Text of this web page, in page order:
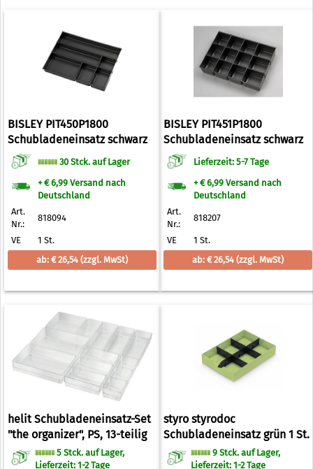
BISLEY PIT450P1800
Schubladeneinsatz schwarz
30 Stck. auf Lager
+ € 6,99 Versand nach
Deutschland
Art.
Nr.:
818094
VE
1 St.
ab: € 26,54 (zzgl. MwSt)
BISLEY PIT451P1800
Schubladeneinsatz schwarz
Lieferzeit: 5-7 Tage
+ € 6,99 Versand nach
Deutschland
Art.
Nr.:
818207
VE
1 St.
ab: € 26,54 (zzgl. MwSt)
helit Schubladeneinsatz-Set
"the organizer", PS, 13-teilig
5 Stck. auf Lager,
Lieferzeit: 1-2 Tage
styro styrodoc
Schubladeneinsatz grün 1 St.
9 Stck. auf Lager,
Lieferzeit: 1-2 Tage